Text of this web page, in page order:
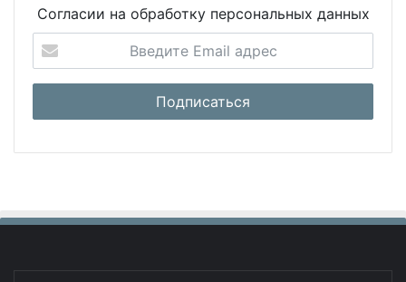
Согласии на обработку персональных данных